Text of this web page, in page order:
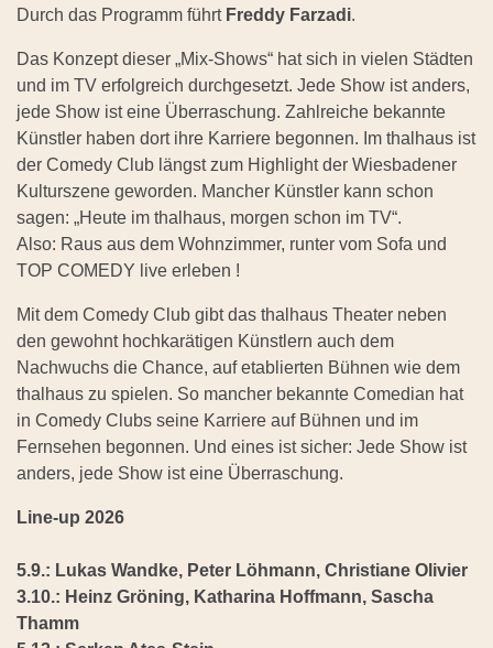
Durch das Programm führt Freddy Farzadi.
Das Konzept dieser „Mix-Shows“ hat sich in vielen Städten
und im TV erfolgreich durchgesetzt. Jede Show ist anders,
jede Show ist eine Überraschung. Zahlreiche bekannte
Künstler haben dort ihre Karriere begonnen. Im thalhaus ist
der Comedy Club längst zum Highlight der Wiesbadener
Kulturszene geworden. Mancher Künstler kann schon
sagen: „Heute im thalhaus, morgen schon im TV“.
Also: Raus aus dem Wohnzimmer, runter vom Sofa und
TOP COMEDY live erleben !
Mit dem Comedy Club gibt das thalhaus Theater neben
den gewohnt hochkarätigen Künstlern auch dem
Nachwuchs die Chance, auf etablierten Bühnen wie dem
thalhaus zu spielen. So mancher bekannte Comedian hat
in Comedy Clubs seine Karriere auf Bühnen und im
Fernsehen begonnen. Und eines ist sicher: Jede Show ist
anders, jede Show ist eine Überraschung.
Line-up 2026
5.9.: Lukas Wandke, Peter Löhmann, Christiane Olivier
3.10.: Heinz Gröning, Katharina Hoffmann, Sascha
Thamm